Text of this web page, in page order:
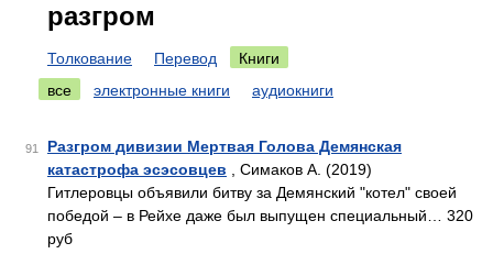
разгром
Толкование Перевод
Книги
все
электронные книги аудиокниги
91
Разгром дивизии Мертвая Голова Демянская
катастрофа эсэсовцев , Симаков А. (2019)
Гитлеровцы объявили битву за Демянский "котел" своей
победой – в Рейхе даже был выпущен специальный… 320
руб